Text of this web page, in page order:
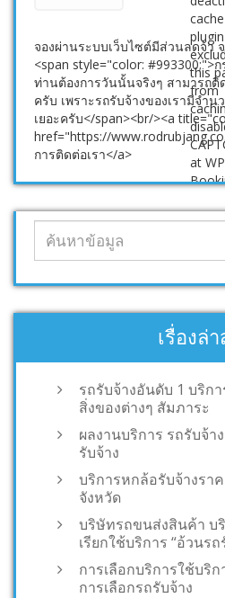
จองผ่านระบบเว็บไซต์มีส่วนลดจ้า
<span style="color:
ท่านต้องการวันนั้นจริงๆ สามารถติ
ครับ เพราะรถรับจ้างของเรามีจำ
เยอะครับ</span><br/><a
href="https://
การติดต่อเรา</a>
เรื่องล่
รถรับจ้างอันดับ 1 บริก
สิ่งของต่างๆ สัมภาระ
ผลงานบริการ รถรับจ้า
รับจ้าง
บริการหกล้อรับจ้างรา
จังหวัด
บริษัทรถขนส่งสินค้า บ
เรียกใช้บริการ “อ้วนรถ
การเลือกบริการใช้บริ
การเลือกรถรับจ้าง